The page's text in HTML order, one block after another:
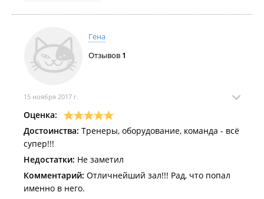
Гена
Отзывов 1
15 ноября 2017 г.
Оценка:
Достоинства: Тренеры, оборудование, команда - всё
супер!!!
Недостатки: Не заметил
Комментарий: Отличнейший зал!!! Рад, что попал
именно в него.